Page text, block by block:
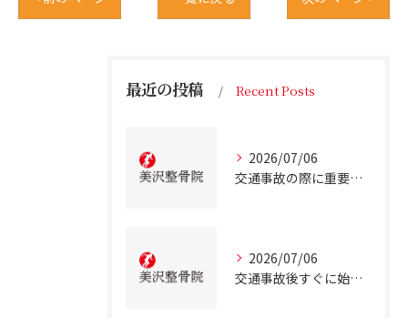
最近の投稿 Recent Posts
2026/07/06
交通事故の際に重要な事故治療北海道北広島市での最適な通院先の選び方
2026/07/06
交通事故後すぐに始める事故治療北海道北広島市での正しい行動とは